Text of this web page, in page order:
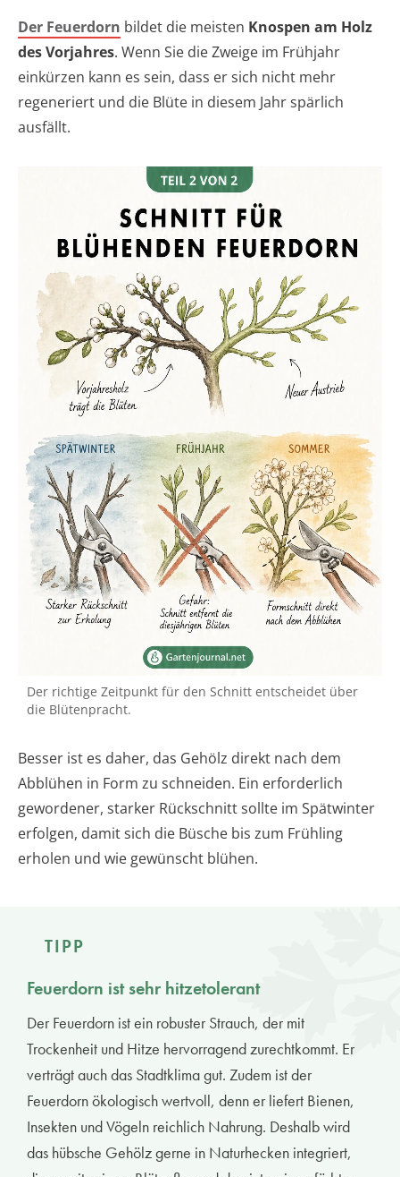
Der Feuerdorn bildet die meisten Knospen am Holz
des Vorjahres. Wenn Sie die Zweige im Frühjahr
einkürzen kann es sein, dass er sich nicht mehr
regeneriert und die Blüte in diesem Jahr spärlich
ausfällt.
Der richtige Zeitpunkt für den Schnitt entscheidet über
die Blütenpracht.
Besser ist es daher, das Gehölz direkt nach dem
Abblühen in Form zu schneiden. Ein erforderlich
gewordener, starker Rückschnitt sollte im Spätwinter
erfolgen, damit sich die Büsche bis zum Frühling
erholen und wie gewünscht blühen.
TIPP
Feuerdorn ist sehr hitzetolerant
Der Feuerdorn ist ein robuster Strauch, der mit
Trockenheit und Hitze hervorragend zurechtkommt. Er
verträgt auch das Stadtklima gut. Zudem ist der
Feuerdorn ökologisch wertvoll, denn er liefert Bienen,
Insekten und Vögeln reichlich Nahrung. Deshalb wird
das hübsche Gehölz gerne in Naturhecken integriert,